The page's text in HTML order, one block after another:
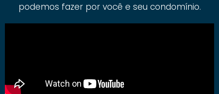
podemos fazer por você e seu condomínio.